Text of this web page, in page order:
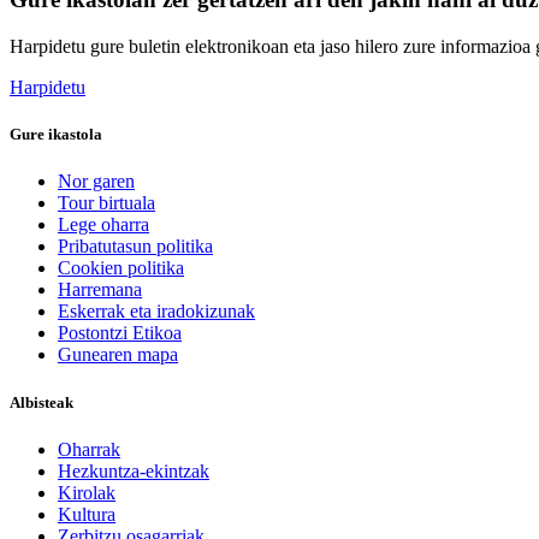
Harpidetu gure buletin elektronikoan eta jaso hilero zure informazioa
Harpidetu
Gure ikastola
Nor garen
Tour birtuala
Lege oharra
Pribatutasun politika
Cookien politika
Harremana
Eskerrak eta iradokizunak
Postontzi Etikoa
Gunearen mapa
Albisteak
Oharrak
Hezkuntza-ekintzak
Kirolak
Kultura